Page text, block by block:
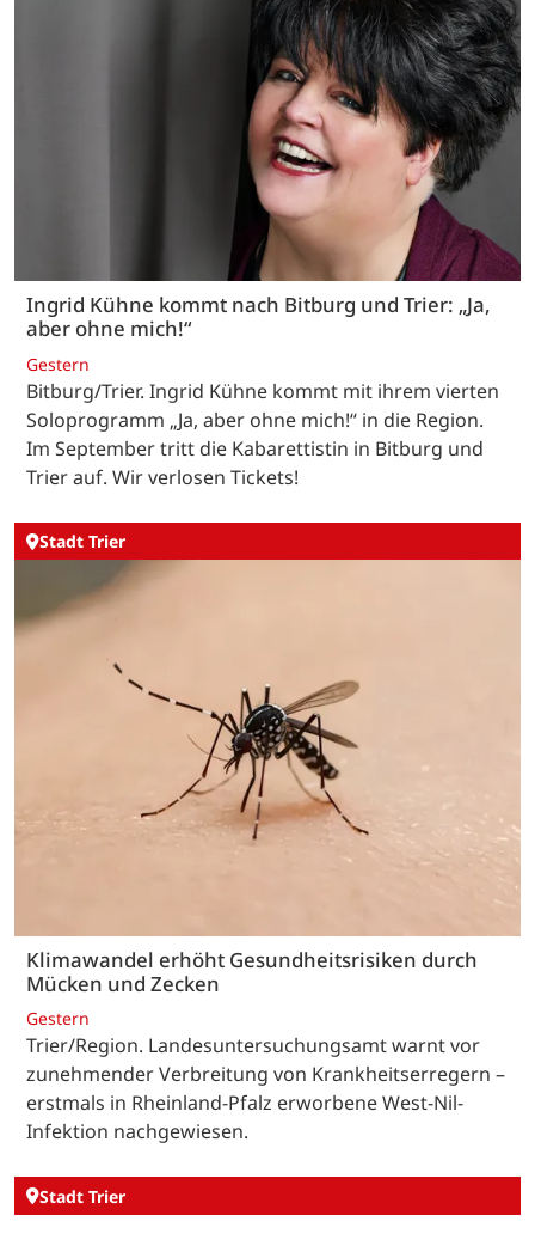
Ingrid Kühne kommt nach Bitburg und Trier: „Ja,
aber ohne mich!“
Gestern
Bitburg/Trier. Ingrid Kühne kommt mit ihrem vierten
Soloprogramm „Ja, aber ohne mich!“ in die Region.
Im September tritt die Kabarettistin in Bitburg und
Trier auf. Wir verlosen Tickets!
Stadt Trier
Klimawandel erhöht Gesundheitsrisiken durch
Mücken und Zecken
Gestern
Trier/Region. Landesuntersuchungsamt warnt vor
zunehmender Verbreitung von Krankheitserregern –
erstmals in Rheinland-Pfalz erworbene West-Nil-
Infektion nachgewiesen.
Stadt Trier